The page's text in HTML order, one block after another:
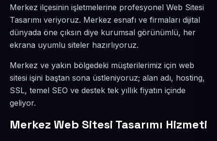
Merkez ilçesinin işletmelerine profesyonel Web Sitesi
Tasarımı veriyoruz. Merkez esnafı ve firmaları dijital
dünyada öne çıksın diye kurumsal görünümlü, her
ekrana uyumlu siteler hazırlıyoruz.
Merkez ve yakın bölgedeki müşterilerimiz için web
sitesi işini baştan sona üstleniyoruz; alan adı, hosting,
SSL, temel SEO ve destek tek yıllık fiyatın içinde
geliyor.
Merkez Web Sitesi Tasarımı Hizmeti